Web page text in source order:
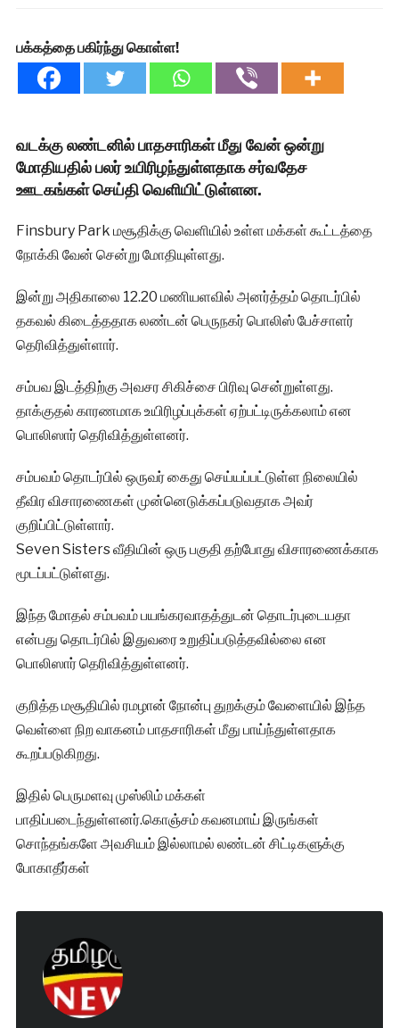
பக்கத்தை பகிர்ந்து கொள்ள!
வடக்கு லண்டனில் பாதசாரிகள் மீது வேன் ஒன்று
மோதியதில் பலர் உயிரிழந்துள்ளதாக சர்வதேச
ஊடகங்கள் செய்தி வெளியிட்டுள்ளன.
Finsbury Park மசூதிக்கு வெளியில் உள்ள மக்கள் கூட்டத்தை
நோக்கி வேன் சென்று மோதியுள்ளது.
இன்று அதிகாலை 12.20 மணியளவில் அனர்த்தம் தொடர்பில்
தகவல் கிடைத்ததாக லண்டன் பெருநகர் பொலிஸ் பேச்சாளர்
தெரிவித்துள்ளார்.
சம்பவ இடத்திற்கு அவசர சிகிச்சை பிரிவு சென்றுள்ளது.
தாக்குதல் காரணமாக உயிரிழப்புக்கள் ஏற்பட்டிருக்கலாம் என
பொலிஸார் தெரிவித்துள்ளனர்.
சம்பவம் தொடர்பில் ஒருவர் கைது செய்யப்பட்டுள்ள நிலையில்
தீவிர விசாரணைகள் முன்னெடுக்கப்படுவதாக அவர்
குறிப்பிட்டுள்ளார்.
Seven Sisters வீதியின் ஒரு பகுதி தற்போது விசாரணைக்காக
மூடப்பட்டுள்ளது.
இந்த மோதல் சம்பவம் பயங்கரவாதத்துடன் தொடர்புடையதா
என்பது தொடர்பில் இதுவரை உறுதிப்படுத்தவில்லை என
பொலிஸார் தெரிவித்துள்ளனர்.
குறித்த மசூதியில் ரமழான் நோன்பு துறக்கும் வேளையில் இந்த
வெள்ளை நிற வாகனம் பாதசாரிகள் மீது பாய்ந்துள்ளதாக
கூறப்படுகிறது.
இதில் பெருமளவு முஸ்லிம் மக்கள்
பாதிப்படைந்துள்ளனர்.கொஞ்சம் கவனமாய் இருங்கள்
சொந்தங்களே அவசியம் இல்லாமல் லண்டன் சிட்டிகளுக்கு
போகாதீர்கள்